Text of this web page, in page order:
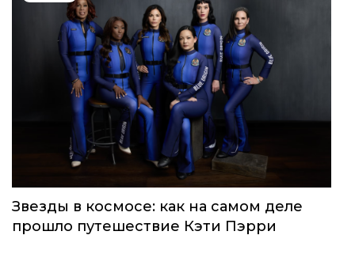
Звезды в космосе: как на самом деле
прошло путешествие Кэти Пэрри